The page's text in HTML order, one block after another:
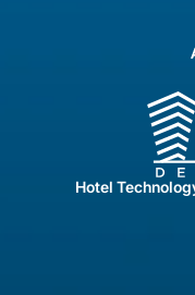
Hotel